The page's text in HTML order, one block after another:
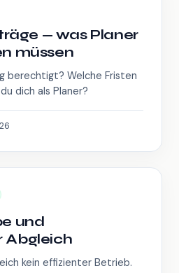
— was Planer
müssen
berechtigt? Welche Fristen
dich als Planer?
und
Abgleich
kein effizienter Betrieb.